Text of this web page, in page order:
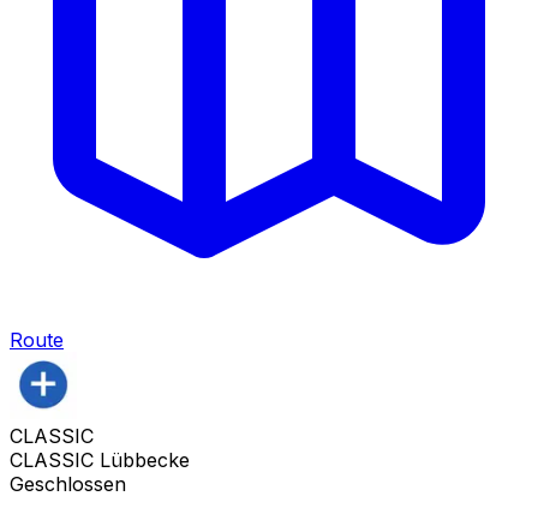
Route
CLASSIC
CLASSIC Lübbecke
Geschlossen